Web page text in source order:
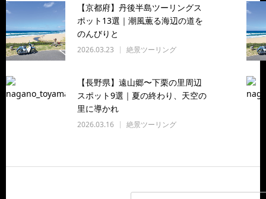
【京都府】丹後半島ツーリングス
ポット13選｜潮風薫る海辺の道を
のんびりと
2026.03.23 絶景ツーリング
【長野県】遠山郷〜下栗の里周辺
スポット9選｜夏の終わり、天空の
里に導かれ
2026.03.16 絶景ツーリング